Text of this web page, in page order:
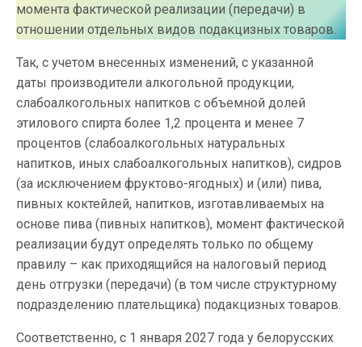
момента фактической реализации (передачи) в
отношении отдельных видов подакцизных товаров.
Так, с учетом внесенных изменений, с указанной
даты производители алкогольной продукции,
слабоалкогольных напитков с объемной долей
этилового спирта более 1,2 процента и менее 7
процентов (слабоалкогольных натуральных
напитков, иных слабоалкогольных напитков), сидров
(за исключением фруктово-ягодных) и (или) пива,
пивных коктейлей, напитков, изготавливаемых на
основе пива (пивных напитков), момент фактической
реализации будут определять только по общему
правилу – как приходящийся на налоговый период
день отгрузки (передачи) (в том числе структурному
подразделению плательщика) подакцизных товаров.
Соответственно, с 1 января 2027 года у белорусских